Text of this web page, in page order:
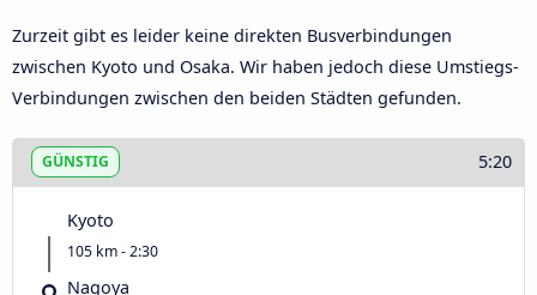
Zurzeit gibt es leider keine direkten Busverbindungen
zwischen Kyoto und Osaka. Wir haben jedoch diese Umstiegs-
Verbindungen zwischen den beiden Städten gefunden.
GÜNSTIG 5:20
Kyoto
105 km - 2:30
Nagoya